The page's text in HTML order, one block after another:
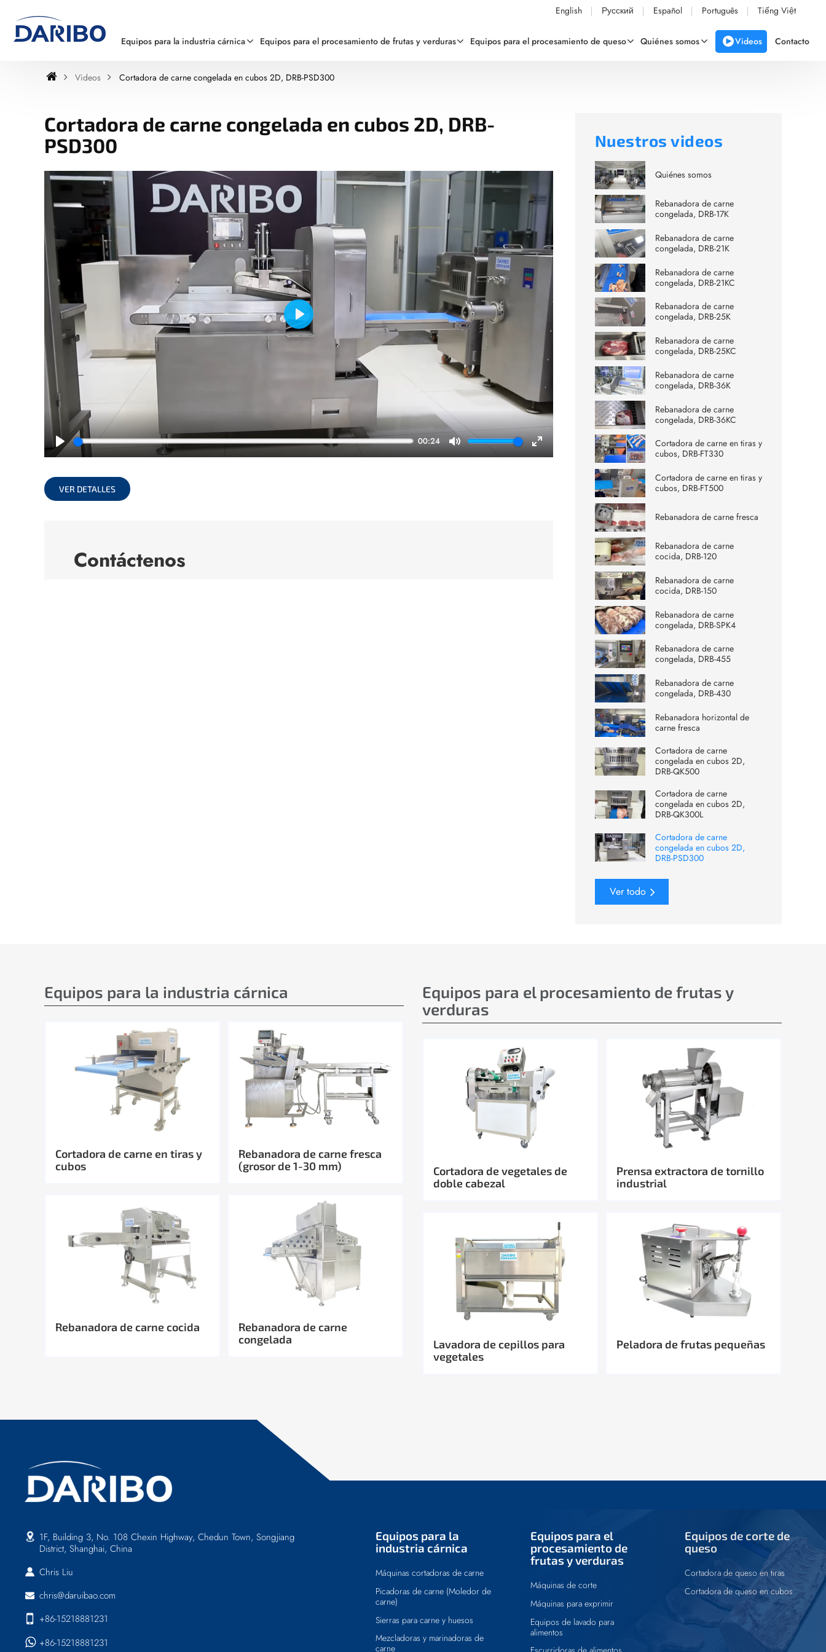
English Русский Español Português Tiếng Việt
Equipos para la industria cárnica Equipos para el procesamiento de frutas y verduras Equipos para el procesamiento de queso Quiénes somos Videos Contacto
Videos Cortadora de carne congelada en cubos 2D, DRB-PSD300
Cortadora de carne congelada en cubos 2D, DRB-
PSD300
Play
00:24
Mute
Enter
Play
VER DETALLES
Contáctenos
Nuestros videos
Quiénes somos
Rebanadora de carne
congelada, DRB-17K
Rebanadora de carne
congelada, DRB-21K
Rebanadora de carne
congelada, DRB-21KC
Rebanadora de carne
congelada, DRB-25K
Rebanadora de carne
congelada, DRB-25KC
Rebanadora de carne
congelada, DRB-36K
Rebanadora de carne
congelada, DRB-36KC
Cortadora de carne en tiras y
cubos, DRB-FT330
Cortadora de carne en tiras y
cubos, DRB-FT500
Rebanadora de carne fresca
Rebanadora de carne
cocida, DRB-120
Rebanadora de carne
cocida, DRB-150
Rebanadora de carne
congelada, DRB-SPK4
Rebanadora de carne
congelada, DRB-455
Rebanadora de carne
congelada, DRB-430
Rebanadora horizontal de
carne fresca
Cortadora de carne
congelada en cubos 2D,
DRB-QK500
Cortadora de carne
congelada en cubos 2D,
DRB-QK300L
Cortadora de carne
congelada en cubos 2D,
DRB-PSD300
Ver todo
Equipos para la industria cárnica
Cortadora de carne en tiras y
cubos
Rebanadora de carne fresca
(grosor de 1-30 mm)
Rebanadora de carne cocida
Rebanadora de carne
congelada
Equipos para el procesamiento de frutas y
verduras
Cortadora de vegetales de
doble cabezal
Prensa extractora de tornillo
industrial
Lavadora de cepillos para
vegetales
Peladora de frutas pequeñas
Equipos para la
industria cárnica
Máquinas cortadoras de carne
Picadoras de carne (Moledor de
carne)
Sierras para carne y huesos
Mezcladoras y marinadoras de
carne
Equipos para el
procesamiento de
frutas y verduras
Máquinas de corte
Máquinas para exprimir
Equipos de lavado para
alimentos
Equipos de corte de
queso
Cortadora de queso en tiras
Cortadora de queso en cubos
1F, Building 3, No. 108 Chexin Highway, Chedun Town, Songjiang
District, Shanghai, China
Chris Liu
chris@daruibao.com
+86-15218881231
+86-15218881231